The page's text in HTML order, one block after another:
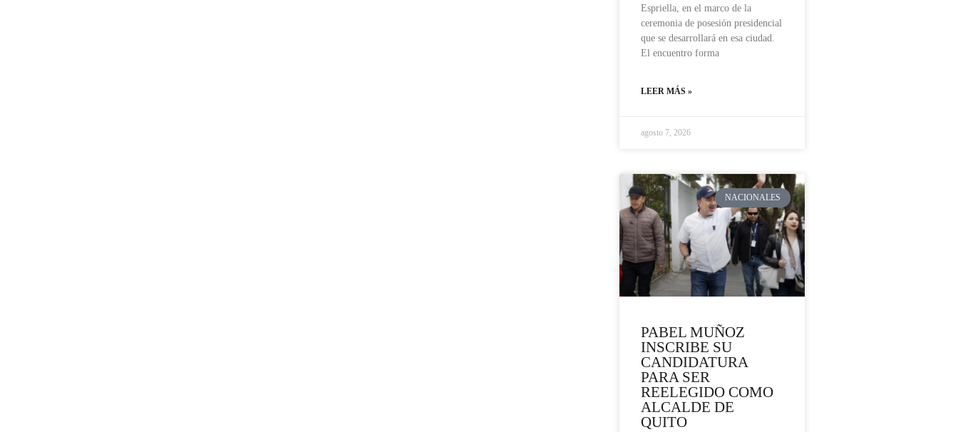
Espriella, en el marco de la
ceremonia de posesión presidencial
que se desarrollará en esa ciudad.
El encuentro forma
LEER MÁS »
agosto 7, 2026
NACIONALES
PABEL MUÑOZ
INSCRIBE SU
CANDIDATURA
PARA SER
REELEGIDO COMO
ALCALDE DE
QUITO